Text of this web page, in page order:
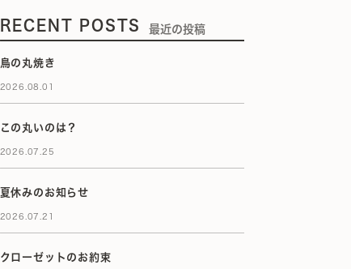
RECENT POSTS 最近の投稿
鳥の丸焼き
2026.08.01
この丸いのは？
2026.07.25
夏休みのお知らせ
2026.07.21
クローゼットのお約束